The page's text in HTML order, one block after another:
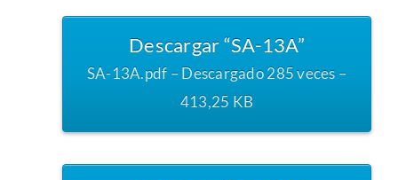
Descargar “SA-13A”
SA-13A.pdf – Descargado 285 veces –
413,25 KB